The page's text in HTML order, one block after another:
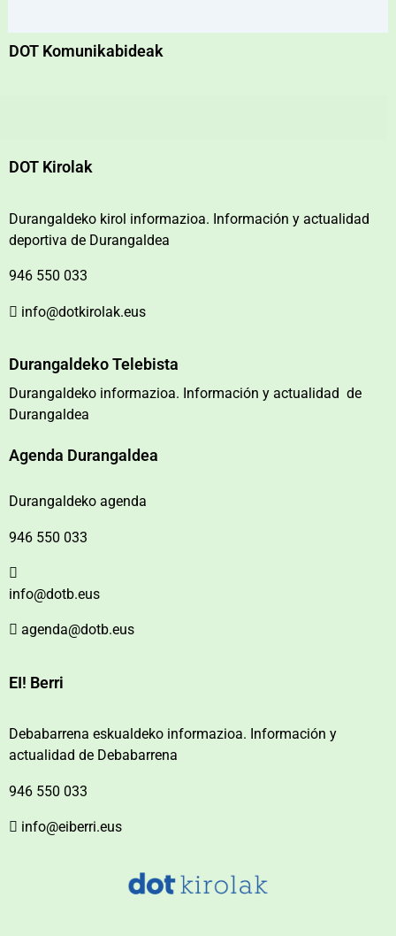
DOT Komunikabideak
DOT Kirolak
Durangaldeko kirol informazioa. Información y actualidad
deportiva de Durangaldea
946 550 033
info@dotkirolak.eus
Durangaldeko Telebista
Durangaldeko informazioa. Información y actualidad de
Durangaldea
Agenda Durangaldea
Durangaldeko agenda
946 550 033
info@dotb.eus
agenda@dotb.eus
EI! Berri
Debabarrena eskualdeko informazioa. Información y
actualidad de Debabarrena
946 550 033
info@eiberri.eus